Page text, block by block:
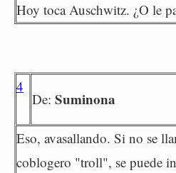
Hoy toca Auschwitz. ¿O le
4
De: Suminona
Eso, avasallando. Si no se
coblogero "troll", se puede